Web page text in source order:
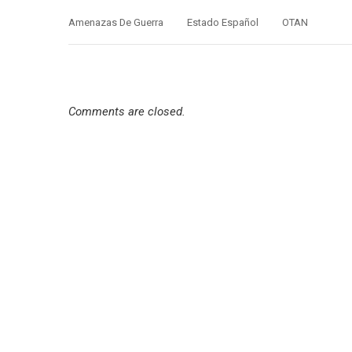
Amenazas De Guerra Estado Español OTAN
Comments are closed.